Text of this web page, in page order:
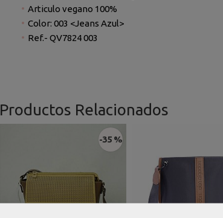
Articulo vegano 100%
Color: 003 <Jeans Azul>
Ref.- QV7824 003
Productos Relacionados
-35 %